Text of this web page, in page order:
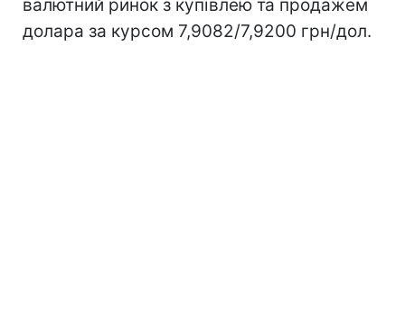
валютний ринок з купівлею та продажем
долара за курсом 7,9082/7,9200 грн/дол.